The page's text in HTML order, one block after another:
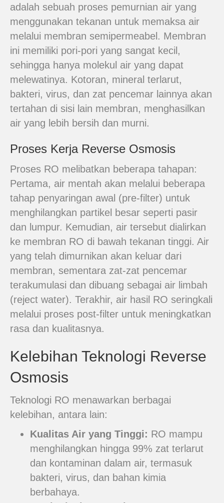
adalah sebuah proses pemurnian air yang
menggunakan tekanan untuk memaksa air
melalui membran semipermeabel. Membran
ini memiliki pori-pori yang sangat kecil,
sehingga hanya molekul air yang dapat
melewatinya. Kotoran, mineral terlarut,
bakteri, virus, dan zat pencemar lainnya akan
tertahan di sisi lain membran, menghasilkan
air yang lebih bersih dan murni.
Proses Kerja Reverse Osmosis
Proses RO melibatkan beberapa tahapan:
Pertama, air mentah akan melalui beberapa
tahap penyaringan awal (pre-filter) untuk
menghilangkan partikel besar seperti pasir
dan lumpur. Kemudian, air tersebut dialirkan
ke membran RO di bawah tekanan tinggi. Air
yang telah dimurnikan akan keluar dari
membran, sementara zat-zat pencemar
terakumulasi dan dibuang sebagai air limbah
(reject water). Terakhir, air hasil RO seringkali
melalui proses post-filter untuk meningkatkan
rasa dan kualitasnya.
Kelebihan Teknologi Reverse
Osmosis
Teknologi RO menawarkan berbagai
kelebihan, antara lain:
Kualitas Air yang Tinggi: RO mampu
menghilangkan hingga 99% zat terlarut
dan kontaminan dalam air, termasuk
bakteri, virus, dan bahan kimia
berbahaya.